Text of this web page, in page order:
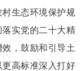
生态环境保护规
实党的二十大精
，鼓励和引导土
高标准深入打好